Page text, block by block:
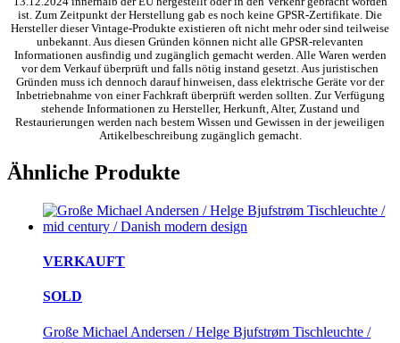
ist. Zum Zeitpunkt der Herstellung gab es noch keine GPSR-Zertifikate. Die
Hersteller dieser Vintage-Produkte existieren oft nicht mehr oder sind teilweise
unbekannt. Aus diesen Gründen können nicht alle GPSR-relevanten
Informationen ausfindig und zugänglich gemacht werden. Alle Waren werden
vor dem Verkauf überprüft und falls nötig instand gesetzt. Aus juristischen
Gründen muss ich dennoch darauf hinweisen, dass elektrische Geräte vor der
Inbetriebnahme von einer Fachkraft überprüft werden sollten. Zur Verfügung
stehende Informationen zu Hersteller, Herkunft, Alter, Zustand und
Restaurierungen werden nach bestem Wissen und Gewissen in der jeweiligen
Artikelbeschreibung zugänglich gemacht.
Ähnliche Produkte
VERKAUFT
SOLD
Große Michael Andersen / Helge Bjufstrøm Tischleuchte /